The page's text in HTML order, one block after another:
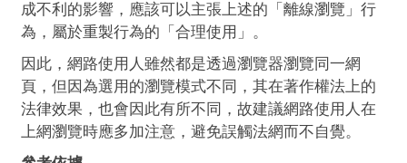
成不利的影響，應該可以主張上述的「離線瀏覽」行
為，屬於重製行為的「合理使用」。
因此，網路使用人雖然都是透過瀏覽器瀏覽同一網
頁，但因為選用的瀏覽模式不同，其在著作權法上的
法律效果，也會因此有所不同，故建議網路使用人在
上網瀏覽時應多加注意，避免誤觸法網而不自覺。